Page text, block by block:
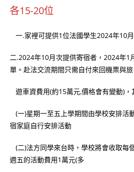
各15-20位
一.家裡可提供1位法國學生2024年10
二.2024年10月次提供寄宿者，2024年1
單。赴法交流期間只需自付來回機票與旅
遊車資費用(約15萬元,價格會有變動)，
(一)星期一至五上學期間由學校安排活
宿家庭自行安排活動
(二)法方同學來台時，學校將會收取每
週五的活動費用1萬元(多